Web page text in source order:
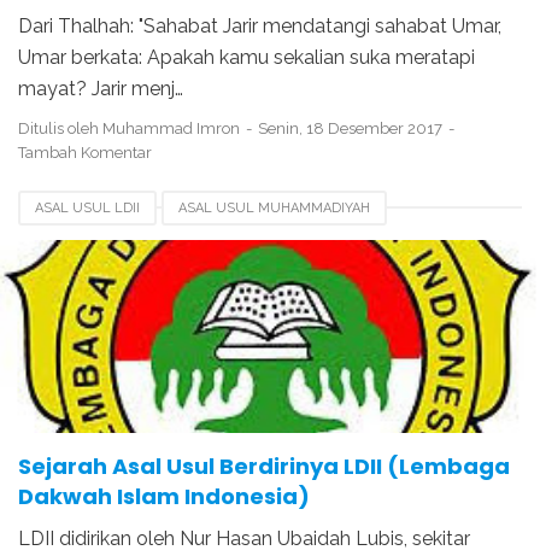
Dari Thalhah: "Sahabat Jarir mendatangi sahabat Umar,
Umar berkata: Apakah kamu sekalian suka meratapi
mayat? Jarir menj…
Ditulis oleh Muhammad Imron
Senin, 18 Desember 2017
Tambah Komentar
ASAL USUL LDII ASAL USUL MUHAMMADIYAH
ASAL USUL NU BERDIRINYA LDII
BERDIRINYA MUHAMMADIYAH PENDIRI LDII
TERBENTUKNYA LDII TERBENTUKNYA NHADHOTUL ULAMA
Sejarah Asal Usul Berdirinya LDII (Lembaga
Dakwah Islam Indonesia)
LDII didirikan oleh Nur Hasan Ubaidah Lubis, sekitar